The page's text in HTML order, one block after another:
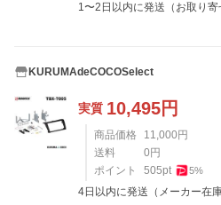
1〜2日以内に発送（お取り寄
KURUMAdeCOCOSelect
実質 10,495円
商品価格 11,000 円
送料
0 円
ポイント
505pt 5%
4日以内に発送（メーカー在庫